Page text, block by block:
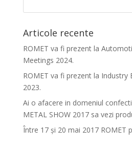
Articole recente
ROMET va fi prezent la
Meetings 2024.
ROMET va fi prezent la Industry
2023.
Ai o afacere in domeniul
METAL SHOW 2017 sa vezi
Între 17 şi 20 mai 2017 ROMET